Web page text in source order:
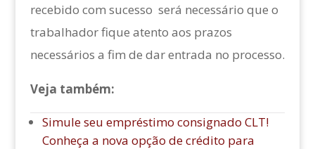
recebido com sucesso será necessário que o
trabalhador fique atento aos prazos
necessários a fim de dar entrada no processo.
Veja também:
Simule seu empréstimo consignado CLT!
Conheça a nova opção de crédito para